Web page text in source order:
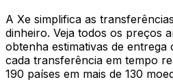
A Xe simplifica as
dinheiro. Veja todos os preços
obtenha estimativas de
cada transferência em tempo
190 países em mais de 130